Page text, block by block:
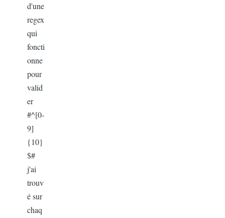
d'une
regex
qui
foncti
onne
pour
valid
er
#^[0-
9]
{10}
$#
j'ai
trouv
é sur
chaq